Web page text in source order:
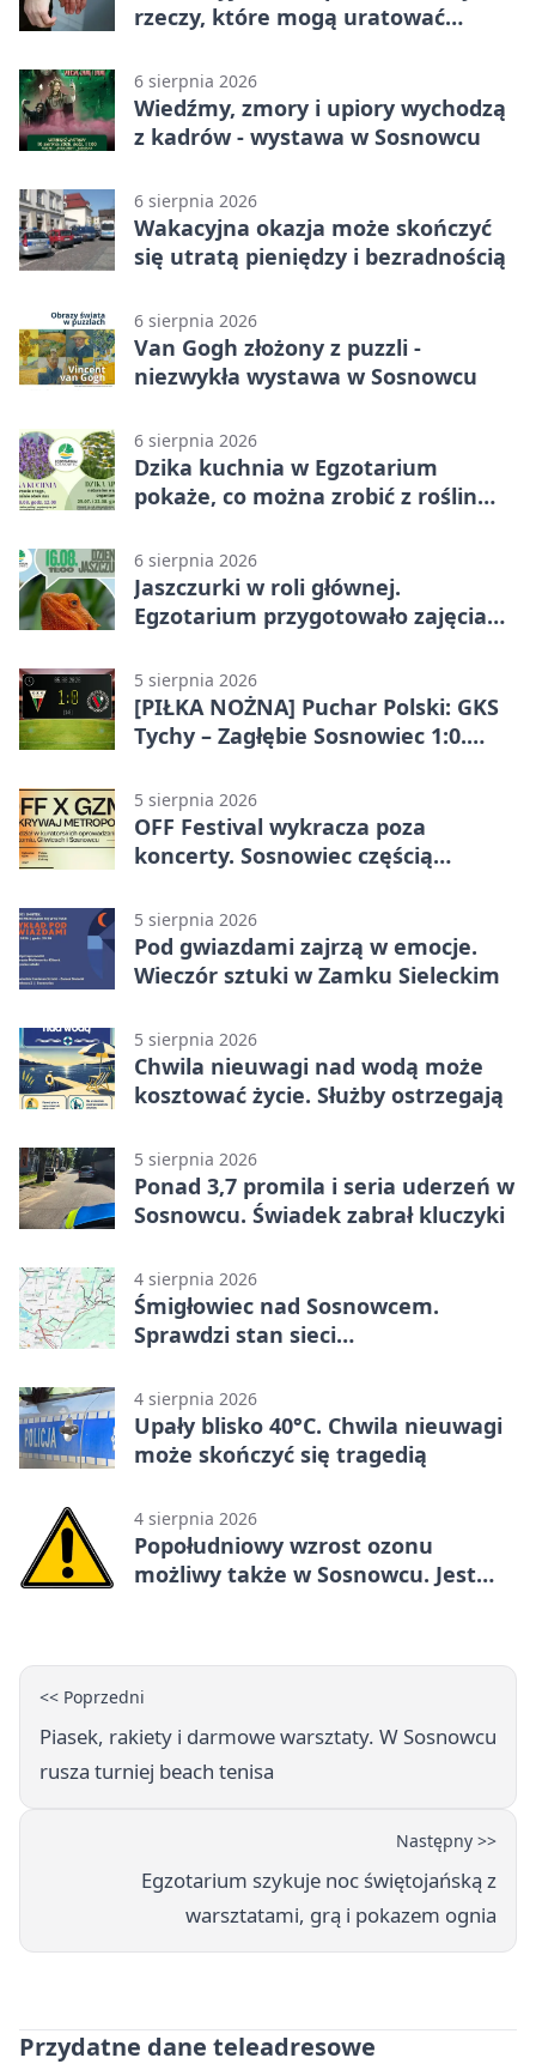
rzeczy, które mogą uratować
6 sierpnia 2026
Wiedźmy, zmory i upiory wychodzą
z kadrów - wystawa w Sosnowcu
6 sierpnia 2026
Wakacyjna okazja może skończyć
się utratą pieniędzy i bezradnością
6 sierpnia 2026
Van Gogh złożony z puzzli -
niezwykła wystawa w Sosnowcu
6 sierpnia 2026
Dzika kuchnia w Egzotarium
pokaże, co można zrobić z roślin
6 sierpnia 2026
Jaszczurki w roli głównej.
Egzotarium przygotowało zajęcia
5 sierpnia 2026
[PIŁKA NOŻNA] Puchar Polski: GKS
Tychy – Zagłębie Sosnowiec 1:0.
przed przerwą
5 sierpnia 2026
OFF Festival wykracza poza
koncerty. Sosnowiec częścią
5 sierpnia 2026
Pod gwiazdami zajrzą w emocje.
Wieczór sztuki w Zamku Sieleckim
5 sierpnia 2026
Chwila nieuwagi nad wodą może
kosztować życie. Służby ostrzegają
5 sierpnia 2026
Ponad 3,7 promila i seria uderzeń w
Sosnowcu. Świadek zabrał kluczyki
4 sierpnia 2026
Śmigłowiec nad Sosnowcem.
Sprawdzi stan sieci
4 sierpnia 2026
Upały blisko 40°C. Chwila nieuwagi
może skończyć się tragedią
4 sierpnia 2026
Popołudniowy wzrost ozonu
możliwy także w Sosnowcu. Jest
<< Poprzedni
Piasek, rakiety i darmowe warsztaty. W Sosnowcu
rusza turniej beach tenisa
Następny >>
Egzotarium szykuje noc świętojańską z
warsztatami, grą i pokazem ognia
Przydatne dane teleadresowe